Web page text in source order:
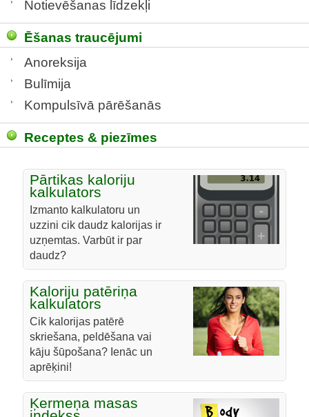
Notievēšanas līdzekļi
Ēšanas traucējumi
Anoreksija
Bulīmija
Kompulsīvā pārēšanās
Receptes & piezīmes
Pārtikas kaloriju
kalkulators
Izmanto kalkulatoru un
uzzini cik daudz kalorijas ir
uzņemtas. Varbūt ir par
daudz?
Kaloriju patēriņa
kalkulators
Cik kalorijas patērē
skriešana, peldēšana vai
kāju šūpošana? Ienāc un
aprēķini!
Ķermeņa masas